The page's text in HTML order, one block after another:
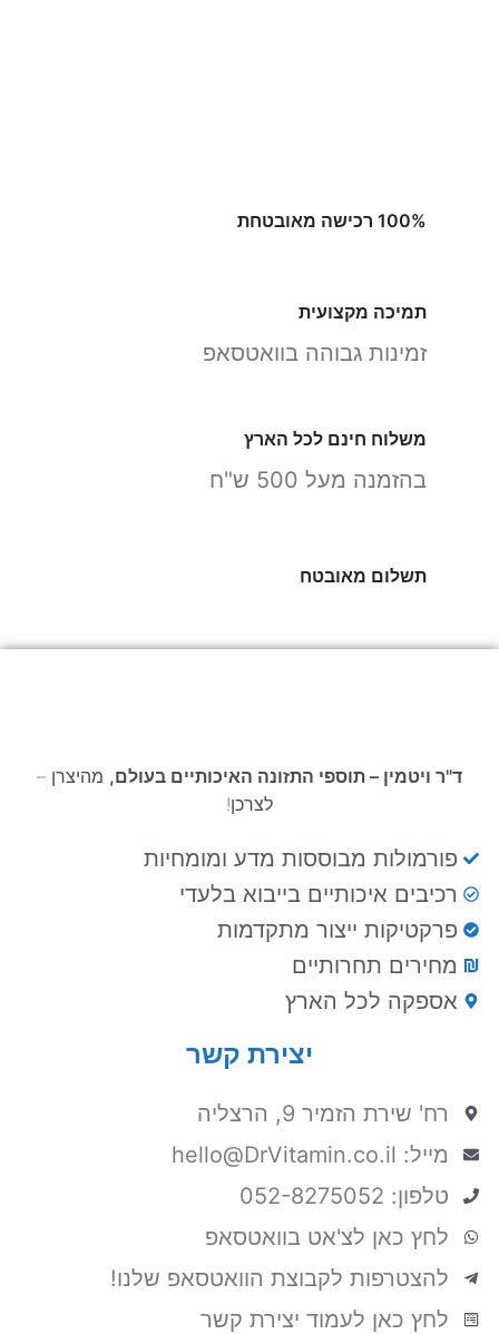
100% רכישה מאובטחת
תמיכה מקצועית
זמינות גבוהה בוואטסאפ
משלוח חינם לכל הארץ
בהזמנה מעל 500 ש"ח
תשלום מאובטח
ד"ר ויטמין – תוספי התזונה האיכותיים בעולם, מהיצרן –
לצרכן!
פורמולות מבוססות מדע ומומחיות
רכיבים איכותיים בייבוא בלעדי
פרקטיקות ייצור מתקדמות
מחירים תחרותיים
אספקה לכל הארץ
יצירת קשר
רח' שירת הזמיר 9, הרצליה
מייל: hello@DrVitamin.co.il
טלפון: 052-8275052
לחץ כאן לצ'אט בוואטסאפ
להצטרפות לקבוצת הוואטסאפ שלנו!
לחץ כאן לעמוד יצירת קשר